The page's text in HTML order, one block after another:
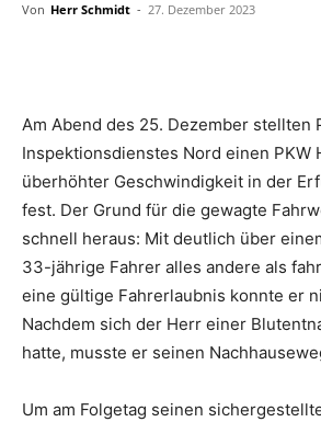
Von Herr Schmidt - 27. Dezember 2023
Am Abend des 25. Dezember stellten
Inspektionsdienstes Nord einen PKW
überhöhter Geschwindigkeit in der
fest. Der Grund für die gewagte
schnell heraus: Mit deutlich über
33-jährige Fahrer alles andere als
eine gültige Fahrerlaubnis konnte er
Nachdem sich der Herr einer
hatte, musste er seinen
Um am Folgetag seinen